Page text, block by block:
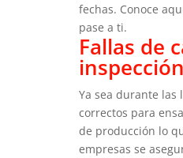
fechas. Conoce
pase a ti.
Fallas de
Ya sea durante las
correctos para
de producción lo
empresas se